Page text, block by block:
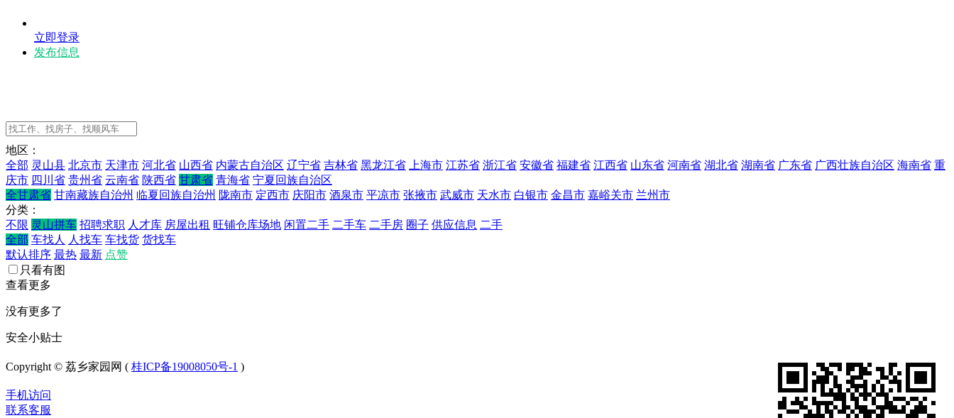
立即登录
发布信息
地区：
全部 灵山县 北京市 天津市 河北省 山西省 内蒙古自治区 辽宁省 吉林省 黑龙江省 上海市 江苏省 浙江省 安徽省 福建省 江西省 山东省 河南省 湖北省 湖南省 广东省 广西壮族自治区 海南省 重
庆市 四川省 贵州省 云南省 陕西省 甘肃省 青海省 宁夏回族自治区
全甘肃省 甘南藏族自治州 临夏回族自治州 陇南市 定西市 庆阳市 酒泉市 平凉市 张掖市 武威市 天水市 白银市 金昌市 嘉峪关市 兰州市
分类：
不限 灵山拼车 招聘求职 人才库 房屋出租 旺铺仓库场地 闲置二手 二手车 二手房 圈子 供应信息 二手
全部 车找人 人找车 车找货 货找车
默认排序 最热 最新 点赞
只看有图
查看更多
没有更多了
安全小贴士
Copyright © 荔乡家园网 ( 桂ICP备19008050号-1 )
手机访问
联系客服